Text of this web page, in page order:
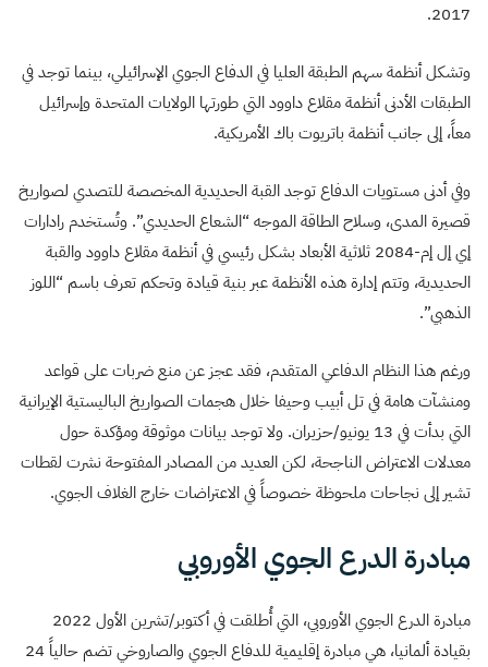
2017.
وتشكل أنظمة سهم الطبقة العليا في الدفاع الجوي الإسرائيلي، بينما توجد في
الطبقات الأدنى أنظمة مقلاع داوود التي طورتها الولايات المتحدة وإسرائيل
معاً، إلى جانب أنظمة باتريوت باك الأمريكية.
وفي أدنى مستويات الدفاع توجد القبة الحديدية المخصصة للتصدي لصواريخ
قصيرة المدى، وسلاح الطاقة الموجه “الشعاع الحديدي”. وتُستخدم رادارات
إي إل إم-2084 ثلاثية الأبعاد بشكل رئيسي في أنظمة مقلاع داوود والقبة
الحديدية، وتتم إدارة هذه الأنظمة عبر بنية قيادة وتحكم تعرف باسم “اللوز
الذهبي”.
ورغم هذا النظام الدفاعي المتقدم، فقد عجز عن منع ضربات على قواعد
ومنشآت هامة في تل أبيب وحيفا خلال هجمات الصواريخ الباليستية الإيرانية
التي بدأت في 13 يونيو/حزيران. ولا توجد بيانات موثوقة ومؤكدة حول
معدلات الاعتراض الناجحة، لكن العديد من المصادر المفتوحة نشرت لقطات
تشير إلى نجاحات ملحوظة خصوصاً في الاعتراضات خارج الغلاف الجوي.
مبادرة الدرع الجوي الأوروبي
مبادرة الدرع الجوي الأوروبي، التي أُطلقت في أكتوبر/تشرين الأول 2022
بقيادة ألمانيا، هي مبادرة إقليمية للدفاع الجوي والصاروخي تضم حالياً 24